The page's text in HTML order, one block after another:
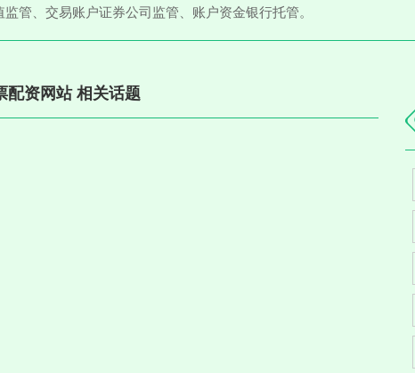
管、交易账户证券公司监管、账户资金银行托管。
配资网站 相关话题